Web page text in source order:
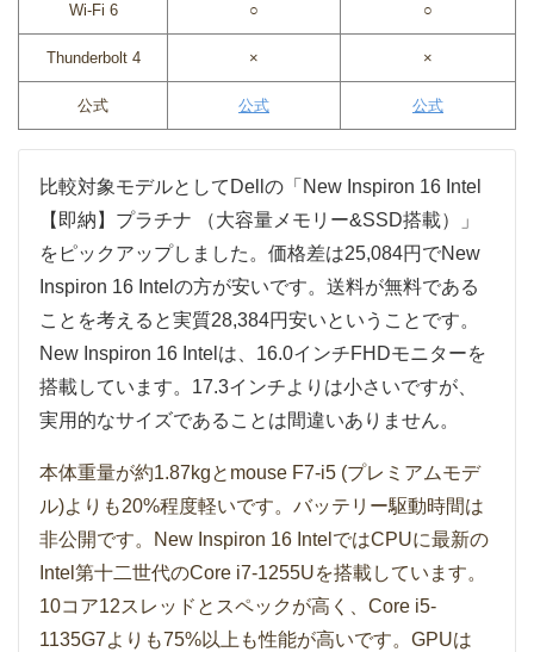
Wi-Fi 6 ○ ○
Thunderbolt 4 × ×
公式 公式 公式
比較対象モデルとしてDellの「New Inspiron 16 Intel
【即納】プラチナ （大容量メモリー&SSD搭載）」
をピックアップしました。価格差は25,084円でNew
Inspiron 16 Intelの方が安いです。送料が無料である
ことを考えると実質28,384円安いということです。
New Inspiron 16 Intelは、16.0インチFHDモニターを
搭載しています。17.3インチよりは小さいですが、
実用的なサイズであることは間違いありません。
本体重量が約1.87kgとmouse F7-i5 (プレミアムモデ
ル)よりも20%程度軽いです。バッテリー駆動時間は
非公開です。New Inspiron 16 IntelではCPUに最新の
Intel第十二世代のCore i7-1255Uを搭載しています。
10コア12スレッドとスペックが高く、Core i5-
1135G7よりも75%以上も性能が高いです。GPUは